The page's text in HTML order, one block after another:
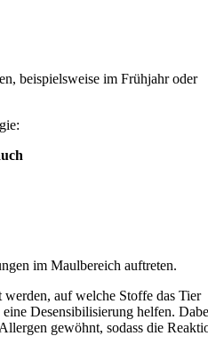
beispielsweise im Frühjahr oder
im Maulbereich auftreten.
auf welche Stoffe das Tier
Desensibilisierung helfen.
gewöhnt, sodass die